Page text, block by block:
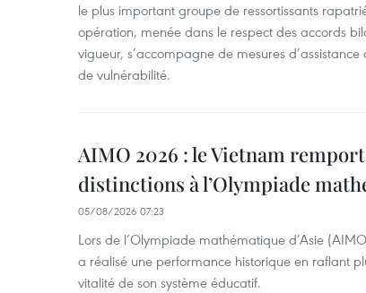
le plus important groupe de ressortissants
opération, menée dans le respect des accords
vigueur, s’accompagne de mesures
de vulnérabilité.
AIMO 2026 : le Vietnam
distinctions à l’Olympiade
05/08/2026 07:23
Lors de l’Olympiade mathématique d’Asie
a réalisé une performance historique en raflant
vitalité de son système éducatif.